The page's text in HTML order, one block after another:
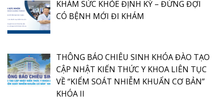
KHÁM SỨC KHỎE ĐỊNH KỲ – ĐỪNG ĐỢI
CÓ BỆNH MỚI ĐI KHÁM
THÔNG BÁO CHIÊU SINH KHÓA ĐÀO TẠO
CẬP NHẬT KIẾN THỨC Y KHOA LIÊN TỤC
VỀ “KIỂM SOÁT NHIỄM KHUẨN CƠ BẢN”
KHÓA II